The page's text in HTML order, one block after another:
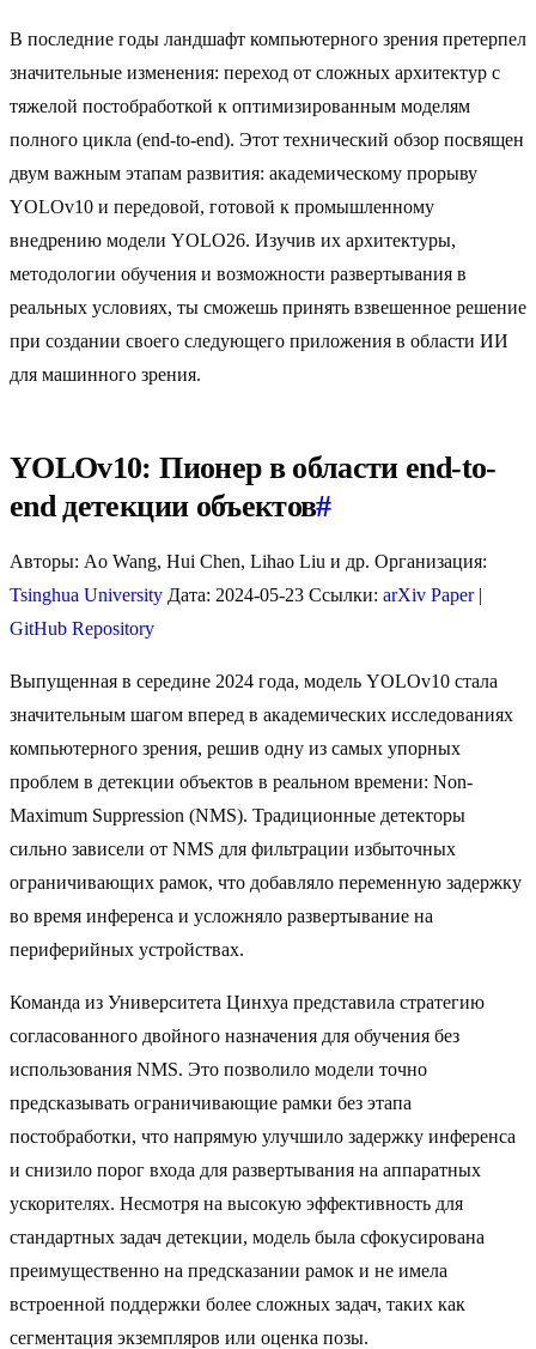
В последние годы ландшафт компьютерного зрения претерпел
значительные изменения: переход от сложных архитектур с
тяжелой постобработкой к оптимизированным моделям
полного цикла (end-to-end). Этот технический обзор посвящен
двум важным этапам развития: академическому прорыву
YOLOv10 и передовой, готовой к промышленному
внедрению модели YOLO26. Изучив их архитектуры,
методологии обучения и возможности развертывания в
реальных условиях, ты сможешь принять взвешенное решение
при создании своего следующего приложения в области ИИ
для машинного зрения.
YOLOv10: Пионер в области end-to-
end детекции объектов#
Авторы: Ao Wang, Hui Chen, Lihao Liu и др. Организация:
Tsinghua University Дата: 2024-05-23 Ссылки: arXiv Paper|
GitHub Repository
Выпущенная в середине 2024 года, модель YOLOv10 стала
значительным шагом вперед в академических исследованиях
компьютерного зрения, решив одну из самых упорных
проблем в детекции объектов в реальном времени: Non-
Maximum Suppression (NMS). Традиционные детекторы
сильно зависели от NMS для фильтрации избыточных
ограничивающих рамок, что добавляло переменную задержку
во время инференса и усложняло развертывание на
периферийных устройствах.
Команда из Университета Цинхуа представила стратегию
согласованного двойного назначения для обучения без
использования NMS. Это позволило модели точно
предсказывать ограничивающие рамки без этапа
постобработки, что напрямую улучшило задержку инференса
и снизило порог входа для развертывания на аппаратных
ускорителях. Несмотря на высокую эффективность для
стандартных задач детекции, модель была сфокусирована
преимущественно на предсказании рамок и не имела
встроенной поддержки более сложных задач, таких как
сегментация экземпляров или оценка позы.